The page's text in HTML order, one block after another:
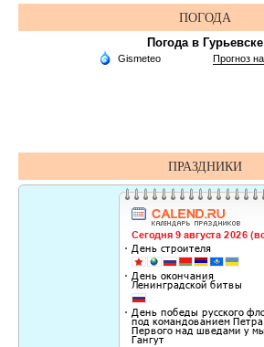
ПОГОДА
Погода в Гурьевске
ПРАЗДНИКИ